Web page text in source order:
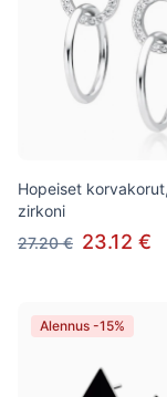
Hopeiset
zirkoni
27.20 € 23.12 €
Alennus -15%